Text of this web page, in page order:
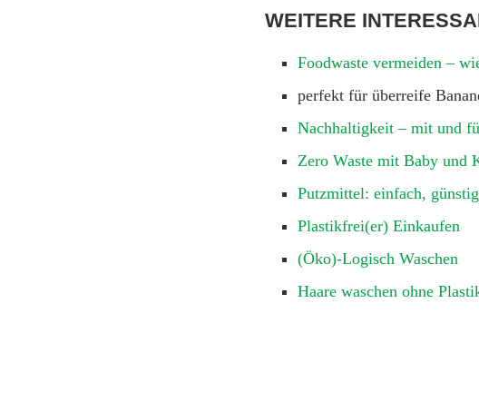
WEITERE
Foodwaste vermeiden –
perfekt für überreife
Nachhaltigkeit – mit und
Zero Waste mit Baby und
Putzmittel: einfach,
Plastikfrei(er) Einkaufen
(Öko)-Logisch Waschen
Haare waschen ohne